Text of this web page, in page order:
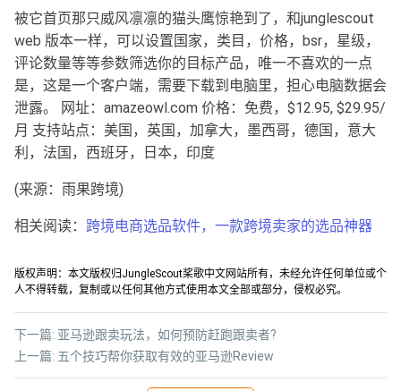
被它首页那只威风凛凛的猫头鹰惊艳到了，和junglescout
web 版本一样，可以设置国家，类目，价格，bsr，星级，
评论数量等等参数筛选你的目标产品，唯一不喜欢的一点
是，这是一个客户端，需要下载到电脑里，担心电脑数据会
泄露。 网址：amazeowl.com 价格：免费，$12.95, $29.95/
月 支持站点：美国，英国，加拿大，墨西哥，德国，意大
利，法国，西班牙，日本，印度
(来源：雨果跨境)
相关阅读： 跨境电商选品软件，一款跨境卖家的选品神器
版权声明：本文版权归JungleScout桨歌中文网站所有，未经允许任何单位或个
人不得转载，复制或以任何其他方式使用本文全部或部分，侵权必究。
上一篇: 五个技巧帮你获取有效的亚马逊Review
下一篇: 亚马逊跟卖玩法，如何预防赶跑跟卖者?